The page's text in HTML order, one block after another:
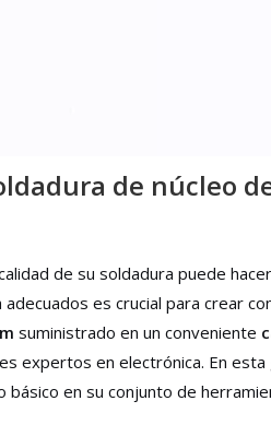
de núcleo
de su soldadura puede
es crucial para crear
suministrado en un conveniente
expertos en electrónica. En
en su conjunto de